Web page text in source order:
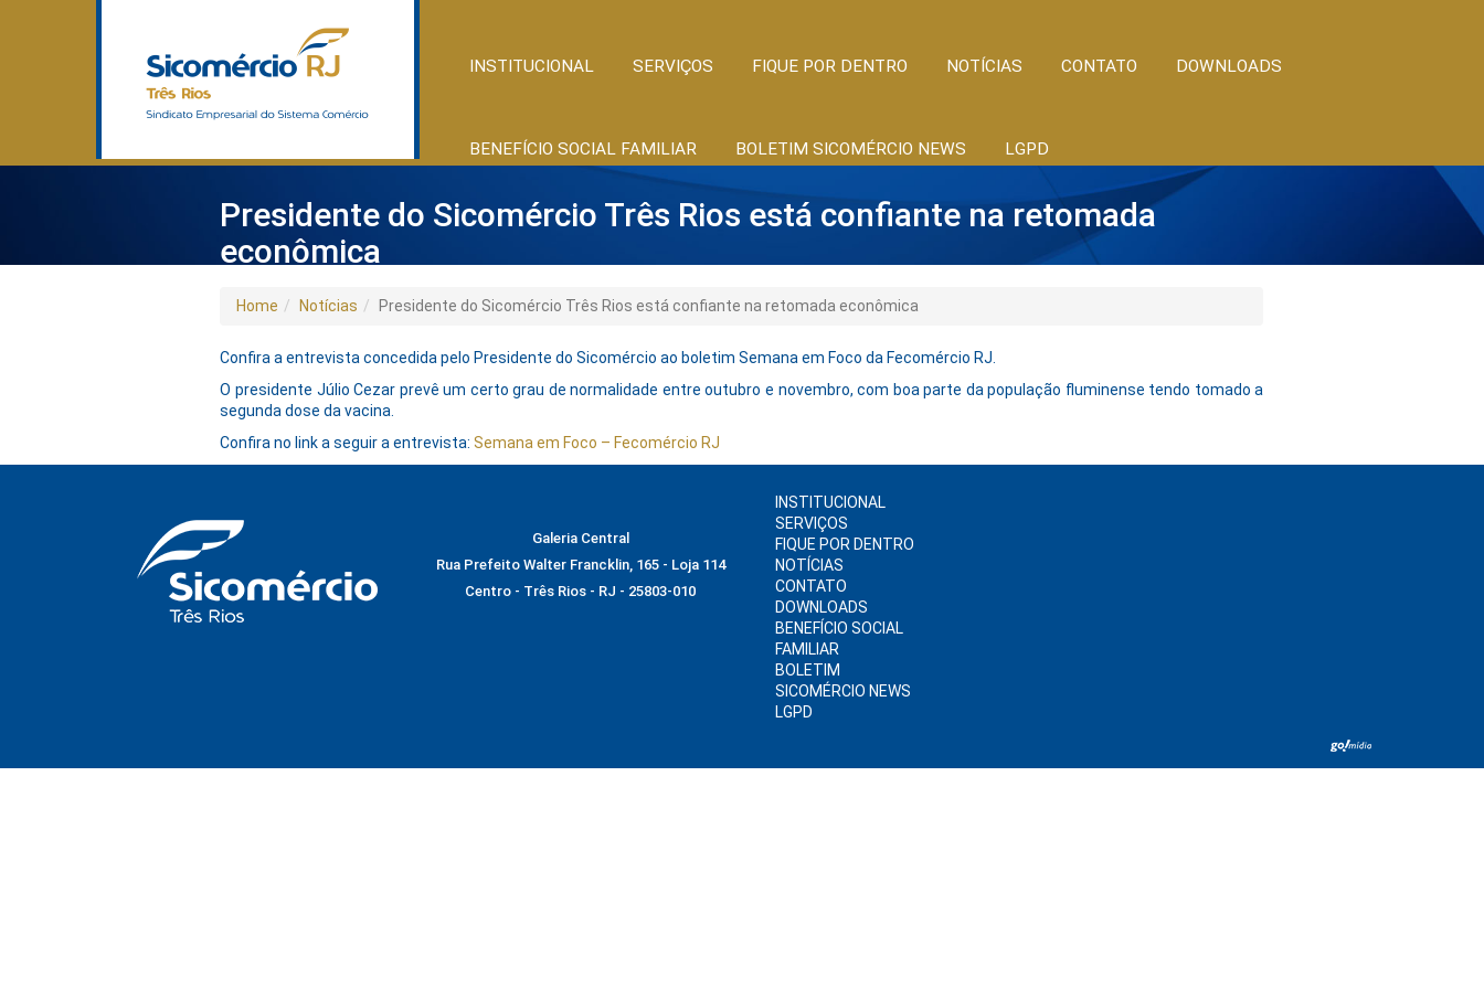
INSTITUCIONAL SERVIÇOS FIQUE POR DENTRO NOTÍCIAS CONTATO DOWNLOADS
BENEFÍCIO SOCIAL FAMILIAR BOLETIM SICOMÉRCIO NEWS LGPD
Presidente do Sicomércio Três Rios está confiante na retomada
econômica
Home Notícias Presidente do Sicomércio Três Rios está confiante na retomada econômica
Confira a entrevista concedida pelo Presidente do Sicomércio ao boletim Semana em Foco da Fecomércio RJ.
O presidente Júlio Cezar prevê um certo grau de normalidade entre outubro e novembro, com boa parte da população fluminense tendo tomado a
segunda dose da vacina.
Confira no link a seguir a entrevista:Semana em Foco – Fecomércio RJ
Galeria Central
Rua Prefeito Walter Francklin, 165 - Loja 114
Centro - Três Rios - RJ - 25803-010
INSTITUCIONAL
SERVIÇOS
FIQUE POR DENTRO
NOTÍCIAS
CONTATO
DOWNLOADS
BENEFÍCIO SOCIAL
FAMILIAR
BOLETIM
SICOMÉRCIO NEWS
LGPD